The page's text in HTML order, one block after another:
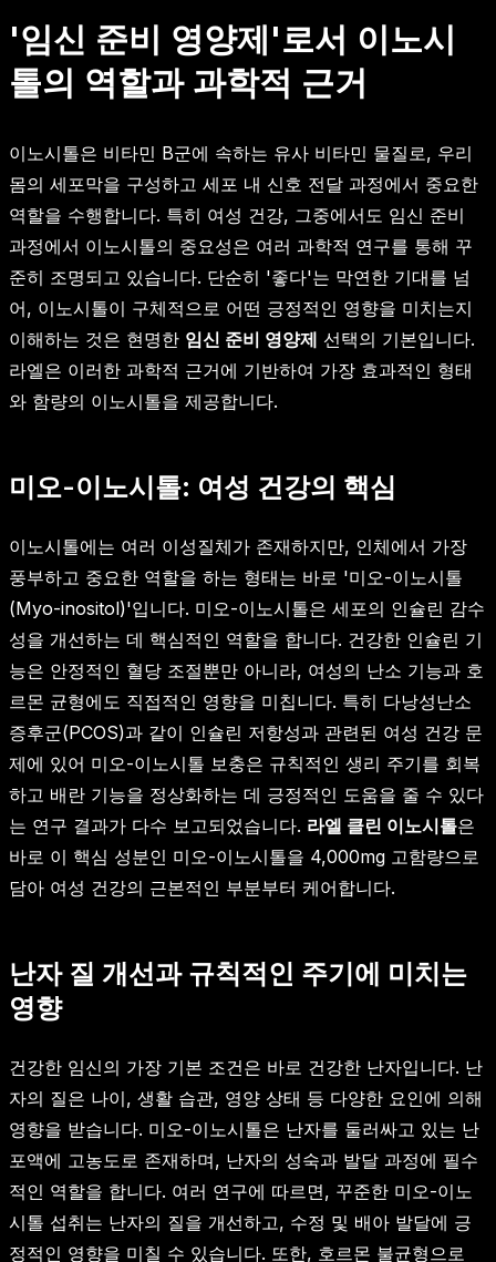
'임신 준비 영양제'로서 이노시
톨의 역할과 과학적 근거
이노시톨은 비타민 B군에 속하는 유사 비타민 물질로, 우리
몸의 세포막을 구성하고 세포 내 신호 전달 과정에서 중요한
역할을 수행합니다. 특히 여성 건강, 그중에서도 임신 준비
과정에서 이노시톨의 중요성은 여러 과학적 연구를 통해 꾸
준히 조명되고 있습니다. 단순히 '좋다'는 막연한 기대를 넘
어, 이노시톨이 구체적으로 어떤 긍정적인 영향을 미치는지
이해하는 것은 현명한 임신 준비 영양제 선택의 기본입니다.
라엘은 이러한 과학적 근거에 기반하여 가장 효과적인 형태
와 함량의 이노시톨을 제공합니다.
미오-이노시톨: 여성 건강의 핵심
이노시톨에는 여러 이성질체가 존재하지만, 인체에서 가장
풍부하고 중요한 역할을 하는 형태는 바로 '미오-이노시톨
(Myo-inositol)'입니다. 미오-이노시톨은 세포의 인슐린 감수
성을 개선하는 데 핵심적인 역할을 합니다. 건강한 인슐린 기
능은 안정적인 혈당 조절뿐만 아니라, 여성의 난소 기능과 호
르몬 균형에도 직접적인 영향을 미칩니다. 특히 다낭성난소
증후군(PCOS)과 같이 인슐린 저항성과 관련된 여성 건강 문
제에 있어 미오-이노시톨 보충은 규칙적인 생리 주기를 회복
하고 배란 기능을 정상화하는 데 긍정적인 도움을 줄 수 있다
는 연구 결과가 다수 보고되었습니다. 라엘 클린 이노시톨은
바로 이 핵심 성분인 미오-이노시톨을 4,000mg 고함량으로
담아 여성 건강의 근본적인 부분부터 케어합니다.
난자 질 개선과 규칙적인 주기에 미치는
영향
건강한 임신의 가장 기본 조건은 바로 건강한 난자입니다. 난
자의 질은 나이, 생활 습관, 영양 상태 등 다양한 요인에 의해
영향을 받습니다. 미오-이노시톨은 난자를 둘러싸고 있는 난
포액에 고농도로 존재하며, 난자의 성숙과 발달 과정에 필수
적인 역할을 합니다. 여러 연구에 따르면, 꾸준한 미오-이노
시톨 섭취는 난자의 질을 개선하고, 수정 및 배아 발달에 긍
정적인 영향을 미칠 수 있습니다. 또한, 호르몬 불균형으로